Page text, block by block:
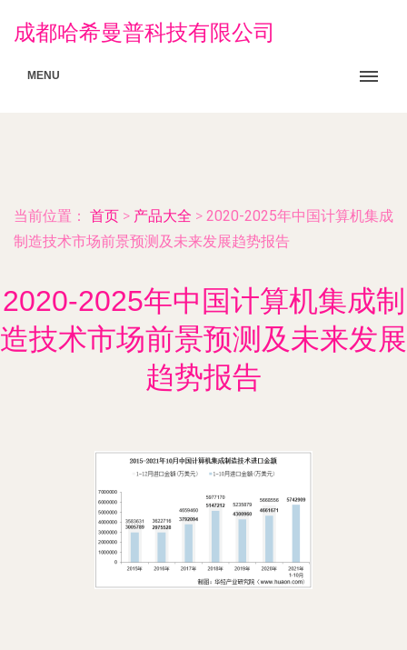
成都哈希曼普科技有限公司
MENU
当前位置： 首页 > 产品大全 > 2020-2025年中国计算机集成
制造技术市场前景预测及未来发展趋势报告
2020-2025年中国计算机集成制
造技术市场前景预测及未来发展
趋势报告